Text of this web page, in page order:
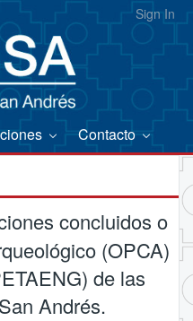
Sign In
Contacto
concluidos o
(OPCA)
de las
Andrés.